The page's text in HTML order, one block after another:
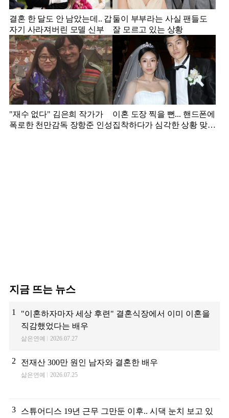
결혼 한 달도 안 남았는데.. 갑
자기 사라져버린 모델 신부
둘이 부부라는 사실 팬들도
잘 모르고 있는 상황
"재수 없다" 김은희 작가가
폭로한 천만감독 장항준 인성
이혼 도장 찍을 뻔... 핸드폰에
집착하다가 심각한 상황 맞은
지금 뜨는 뉴스
1
"이혼하자마자 세상 후련" 결혼식장에서 이미 이혼을
직감했었다는 배우
삶은연예 2026.07.27
2 전재산 300만 원인 남자와 결혼한 배우
삶은연예 2026.07.25
3
스튜어디스 19년 근무 그만둔 이후.. 시댁 눈치 보고 있